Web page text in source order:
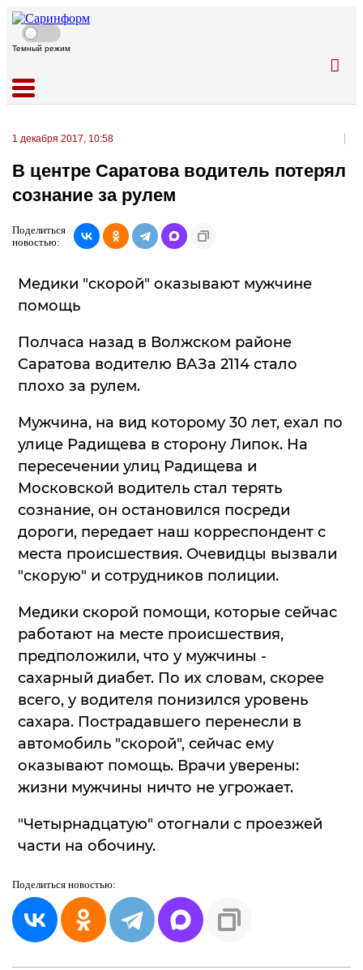
Темный режим
1 декабря 2017, 10:58
В центре Саратова водитель потерял
сознание за рулем
Поделиться
новостью:
Медики "скорой" оказывают мужчине
помощь
Полчаса назад в Волжском районе
Саратова водителю ВАЗа 2114 стало
плохо за рулем.
Мужчина, на вид которому 30 лет, ехал по
улице Радищева в сторону Липок. На
пересечении улиц Радищева и
Московской водитель стал терять
сознание, он остановился посреди
дороги, передает наш корреспондент с
места происшествия. Очевидцы вызвали
"скорую" и сотрудников полиции.
Медики скорой помощи, которые сейчас
работают на месте происшествия,
предположили, что у мужчины -
сахарный диабет. По их словам, скорее
всего, у водителя понизился уровень
сахара. Пострадавшего перенесли в
автомобиль "скорой", сейчас ему
оказывают помощь. Врачи уверены:
жизни мужчины ничто не угрожает.
"Четырнадцатую" отогнали с проезжей
части на обочину.
Поделиться новостью: